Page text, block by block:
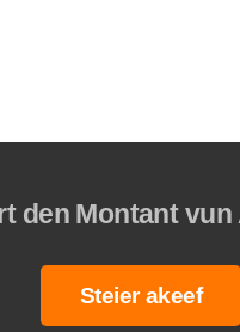
den Montant vun
Steier akeef